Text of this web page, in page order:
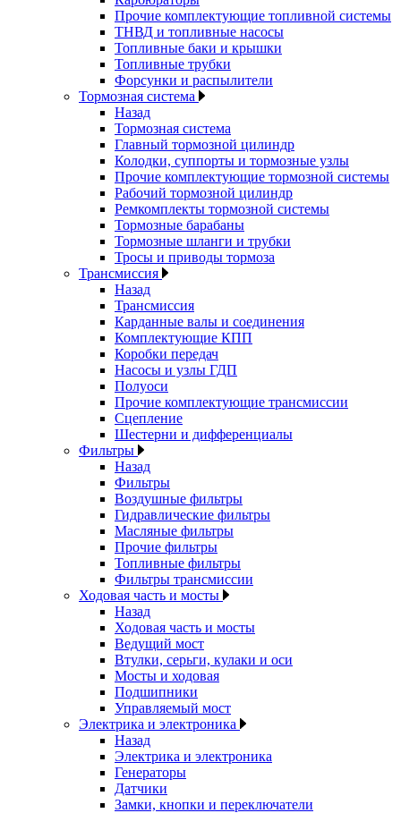
Прочие комплектующие топливной системы
ТНВД и топливные насосы
Топливные баки и крышки
Топливные трубки
Форсунки и распылители
Тормозная система
Назад
Тормозная система
Главный тормозной цилиндр
Колодки, суппорты и тормозные узлы
Прочие комплектующие тормозной системы
Рабочий тормозной цилиндр
Ремкомплекты тормозной системы
Тормозные барабаны
Тормозные шланги и трубки
Тросы и приводы тормоза
Трансмиссия
Назад
Трансмиссия
Карданные валы и соединения
Комплектующие КПП
Коробки передач
Насосы и узлы ГДП
Полуоси
Прочие комплектующие трансмиссии
Сцепление
Шестерни и дифференциалы
Фильтры
Назад
Фильтры
Воздушные фильтры
Гидравлические фильтры
Масляные фильтры
Прочие фильтры
Топливные фильтры
Фильтры трансмиссии
Ходовая часть и мосты
Назад
Ходовая часть и мосты
Ведущий мост
Втулки, серьги, кулаки и оси
Мосты и ходовая
Подшипники
Управляемый мост
Электрика и электроника
Назад
Электрика и электроника
Генераторы
Датчики
Замки, кнопки и переключатели